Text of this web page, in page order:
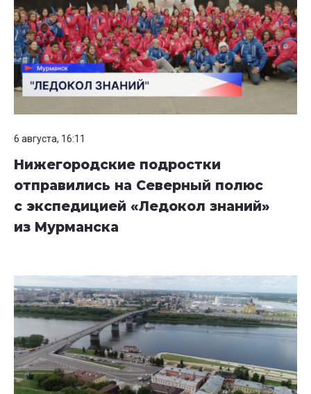
6 августа, 16:11
Нижегородские подростки
отправились на Северный полюс
с экспедицией «Ледокол знаний»
из Мурманска